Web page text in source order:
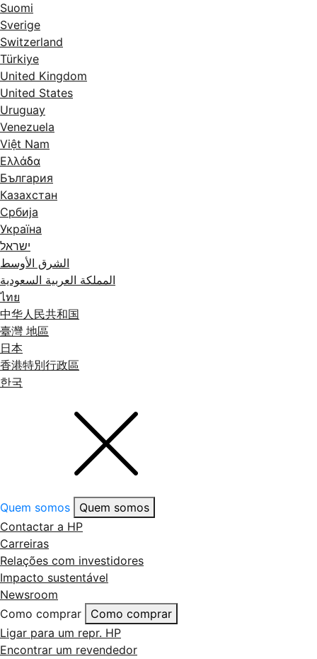
Suomi
Sverige
Switzerland
Türkiye
United Kingdom
United States
Uruguay
Venezuela
Việt Nam
Ελλάδα
България
Казахстан
Србија
Україна
ישראל
الشرق الأوسط
المملكة العربية السعودية
ไทย
中华人民共和国
臺灣 地區
日本
香港特別行政區
한국
Quem somos
Quem somos
Contactar a HP
Carreiras
Relações com investidores
Impacto sustentável
Newsroom
Como comprar
Como comprar
Ligar para um repr. HP
Encontrar um revendedor